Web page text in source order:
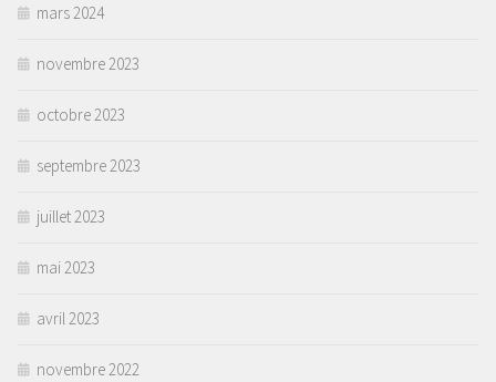
mars 2024
novembre 2023
octobre 2023
septembre 2023
juillet 2023
mai 2023
avril 2023
novembre 2022